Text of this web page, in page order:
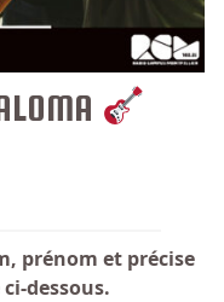
prénom et précise
dessous.